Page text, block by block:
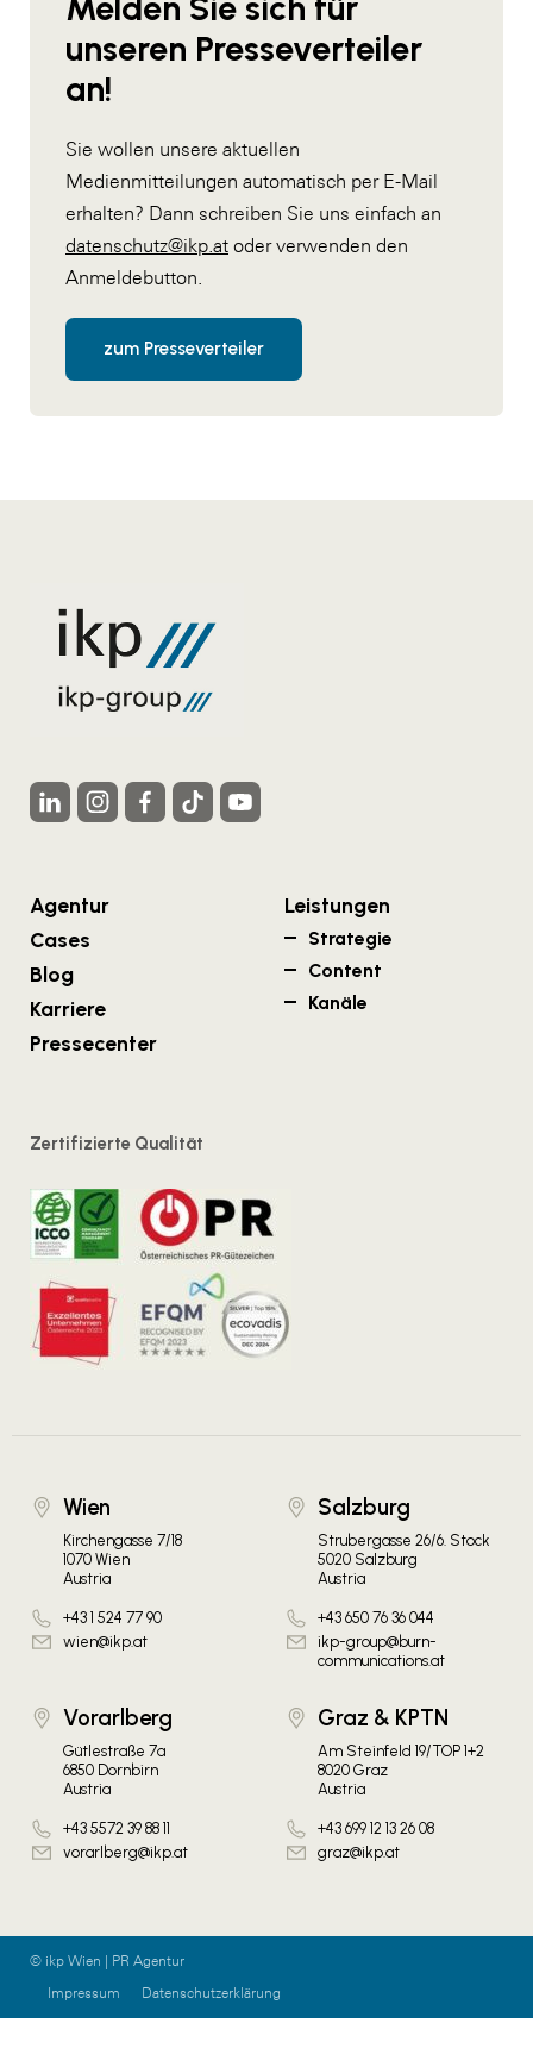
unseren Presseverteiler
an!
Sie wollen unsere aktuellen
Medienmitteilungen automatisch per E-Mail
erhalten? Dann schreiben Sie uns einfach an
datenschutz@ikp.at oder verwenden den
Anmeldebutton.
zum Presseverteiler
Agentur
Cases
Blog
Karriere
Pressecenter
Leistungen
Strategie
Content
Kanäle
Zertifizierte Qualität
Wien
Kirchengasse 7/18
1070 Wien
Austria
+43 1 524 77 90
wien@ikp.at
Salzburg
Strubergasse 26/6. Stock
5020 Salzburg
Austria
+43 650 76 36 044
ikp-group@burn-
communications.at
Vorarlberg
Gütlestraße 7a
6850 Dornbirn
Austria
+43 5572 39 88 11
vorarlberg@ikp.at
Graz & KPTN
Am Steinfeld 19/TOP 1+2
8020 Graz
Austria
+43 699 12 13 26 08
graz@ikp.at
© ikp Wien | PR Agentur
Impressum
Datenschutzerklärung